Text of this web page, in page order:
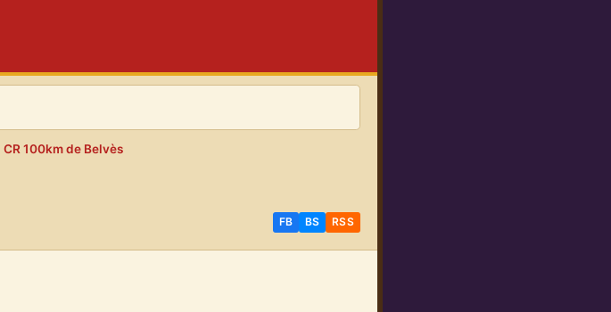
CR 100km de Belvès
FB BS RSS